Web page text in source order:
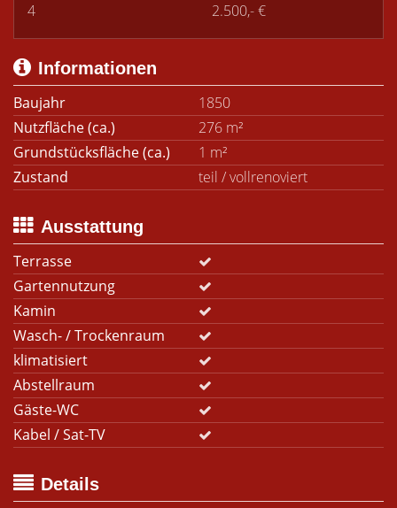
4
2.500,- €
Informationen
Baujahr
1850
Nutzfläche (ca.)
276 m²
Grundstücksfläche (ca.)
1 m²
Zustand
teil / vollrenoviert
Ausstattung
Terrasse
Gartennutzung
Kamin
Wasch- / Trockenraum
klimatisiert
Abstellraum
Gäste-WC
Kabel / Sat-TV
Details